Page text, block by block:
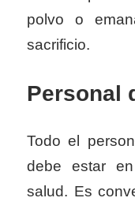
polvo o
sacrificio.
Personal
Todo el
debe estar
salud. Es